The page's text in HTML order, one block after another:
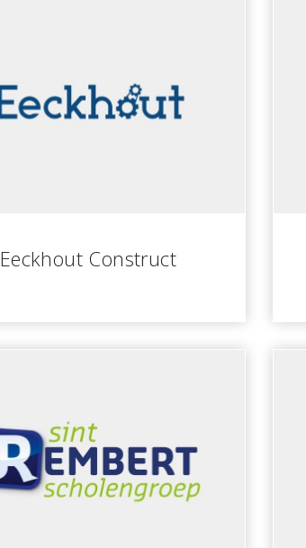
Eeckhout Construct